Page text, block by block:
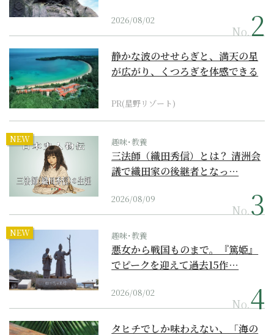
2026/08/02
No.
静かな波のせせらぎと、満天の星
が広がり、くつろぎを体感できる
PR(星野リゾート)
NEW 趣味･教養
三法師（織田秀信）とは？ 清洲会
議で織田家の後継者となっ…
2026/08/09
No.
NEW 趣味･教養
悪女から戦国ものまで。『篤姫』
でピークを迎えて過去15作…
2026/08/02
No.
タヒチでしか味わえない、「海の